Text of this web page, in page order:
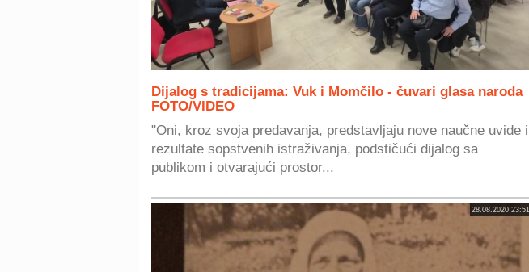
Dijalog s tradicijama: Vuk i Momčilo - čuvari glasa naroda
FOTO/VIDEO
"Oni, kroz svoja predavanja, predstavljaju nove naučne uvide i
rezultate sopstvenih istraživanja, podstičući dijalog sa
publikom i otvarajući prostor...
28.08.2020 23:51